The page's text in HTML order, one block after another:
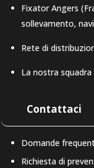
Fixator Angers
sollevamento,
Rete di
La nostra squadra
Contattaci
Domande
Richiesta di